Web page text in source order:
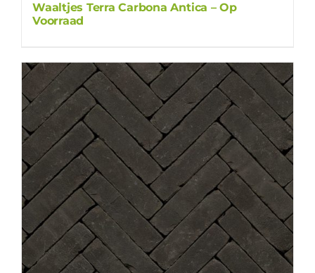
Waaltjes Terra Carbona Antica – Op
Voorraad